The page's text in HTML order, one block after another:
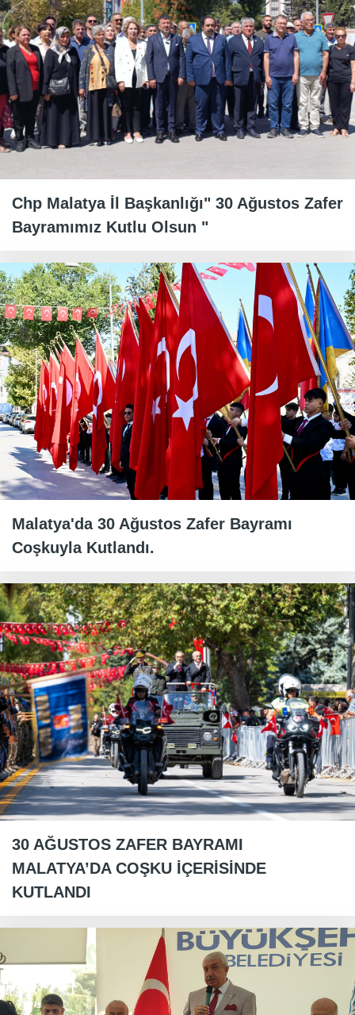
Chp Malatya İl Başkanlığı" 30 Ağustos Zafer
Bayramımız Kutlu Olsun "
Malatya'da 30 Ağustos Zafer Bayramı
Coşkuyla Kutlandı.
30 AĞUSTOS ZAFER BAYRAMI
MALATYA’DA COŞKU İÇERİSİNDE
KUTLANDI